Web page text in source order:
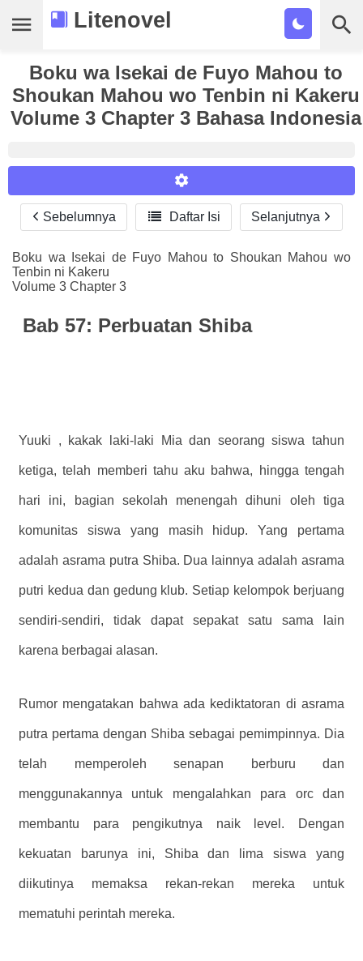
Litenovel
Daftar Novel
Tamat
Bookmark
Boku wa Isekai de Fuyo Mahou to
Shoukan Mahou wo Tenbin ni Kakeru
Volume 3 Chapter 3 Bahasa Indonesia
Reader Settings
Font :
Titillium Web
A-
16 A+
Sebelumnya  Daftar Isi Selanjutnya
Boku wa Isekai de Fuyo Mahou to Shoukan Mahou wo
Tenbin ni Kakeru
Volume 3 Chapter 3
Bab 57: Perbuatan Shiba
Yuuki , kakak laki-laki Mia dan seorang siswa tahun
ketiga, telah memberi tahu aku bahwa, hingga tengah
hari ini, bagian sekolah menengah dihuni oleh tiga
komunitas siswa yang masih hidup. Yang pertama
adalah asrama putra Shiba. Dua lainnya adalah asrama
putri kedua dan gedung klub. Setiap kelompok berjuang
sendiri-sendiri, tidak dapat sepakat satu sama lain
karena berbagai alasan.
Rumor mengatakan bahwa ada kediktatoran di asrama
putra pertama dengan Shiba sebagai pemimpinnya. Dia
telah memperoleh senapan berburu dan
menggunakannya untuk mengalahkan para orc dan
membantu para pengikutnya naik level. Dengan
kekuatan barunya ini, Shiba dan lima siswa yang
diikutinya memaksa rekan-rekan mereka untuk
mematuhi perintah mereka.